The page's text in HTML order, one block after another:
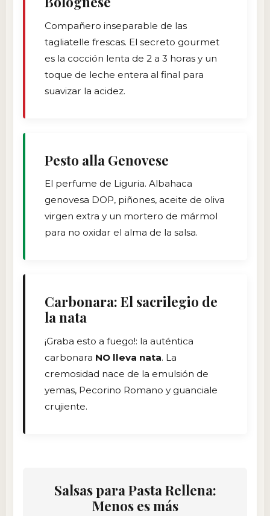
Compañero inseparable de las
tagliatelle frescas. El secreto gourmet
es la cocción lenta de 2 a 3 horas y un
toque de leche entera al final para
suavizar la acidez.
Pesto alla Genovese
El perfume de Liguria. Albahaca
genovesa DOP, piñones, aceite de oliva
virgen extra y un mortero de mármol
para no oxidar el alma de la salsa.
Carbonara: El sacrilegio de
la nata
¡Graba esto a fuego!: la auténtica
carbonara NO lleva nata. La
cremosidad nace de la emulsión de
yemas, Pecorino Romano y guanciale
crujiente.
Salsas para Pasta Rellena:
Menos es más